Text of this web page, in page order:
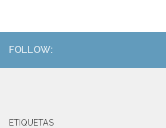
FOLLOW:
ETIQUETAS